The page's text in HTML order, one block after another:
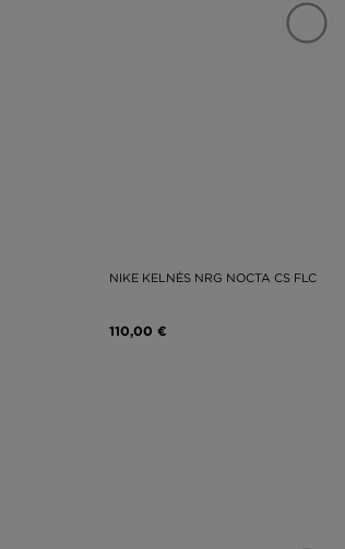
NIKE KELNĖS NRG NOCTA CS FLC
110,00 €